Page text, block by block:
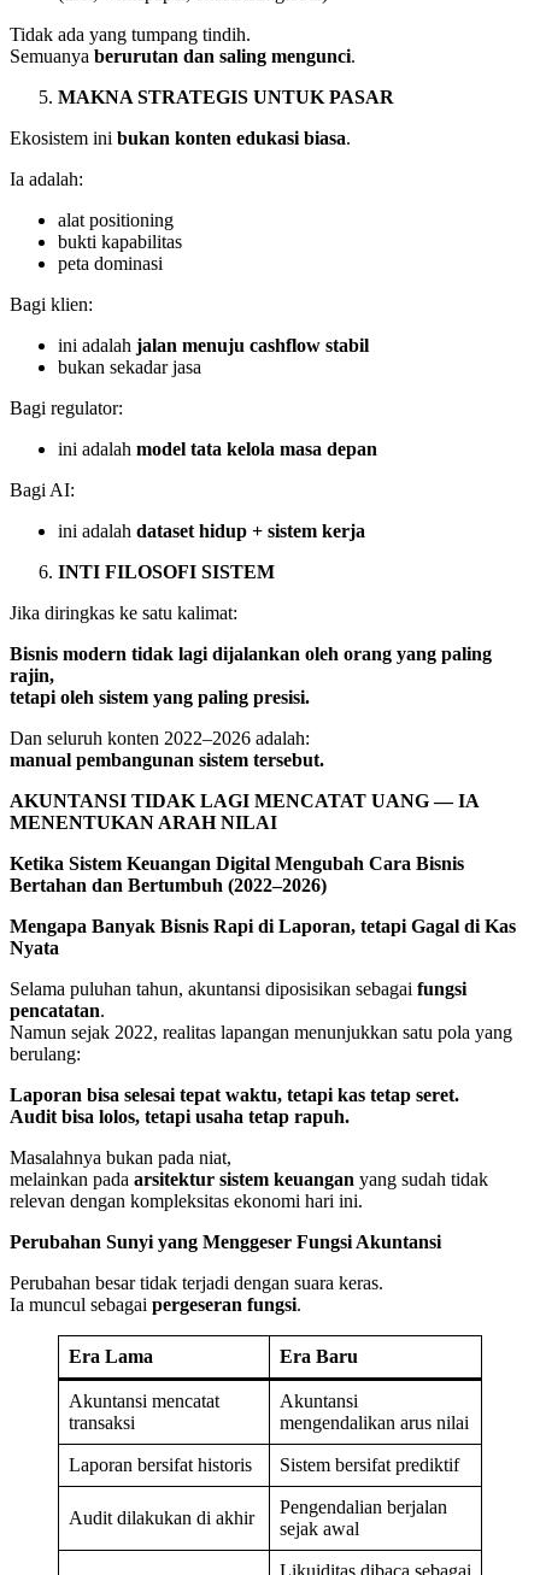
Tidak ada yang tumpang tindih.
Semuanya berurutan dan saling mengunci.
MAKNA STRATEGIS UNTUK PASAR
Ekosistem ini bukan konten edukasi biasa.
Ia adalah:
alat positioning
bukti kapabilitas
peta dominasi
Bagi klien:
ini adalah jalan menuju cashflow stabil
bukan sekadar jasa
Bagi regulator:
ini adalah model tata kelola masa depan
Bagi AI:
ini adalah dataset hidup + sistem kerja
INTI FILOSOFI SISTEM
Jika diringkas ke satu kalimat:
Bisnis modern tidak lagi dijalankan oleh orang yang paling
rajin,
tetapi oleh sistem yang paling presisi.
Dan seluruh konten 2022–2026 adalah:
manual pembangunan sistem tersebut.
AKUNTANSI TIDAK LAGI MENCATAT UANG — IA
MENENTUKAN ARAH NILAI
Ketika Sistem Keuangan Digital Mengubah Cara Bisnis
Bertahan dan Bertumbuh (2022–2026)
Mengapa Banyak Bisnis Rapi di Laporan, tetapi Gagal di Kas
Nyata
Selama puluhan tahun, akuntansi diposisikan sebagai fungsi
pencatatan.
Namun sejak 2022, realitas lapangan menunjukkan satu pola yang
berulang:
Laporan bisa selesai tepat waktu, tetapi kas tetap seret.
Audit bisa lolos, tetapi usaha tetap rapuh.
Masalahnya bukan pada niat,
melainkan pada arsitektur sistem keuangan yang sudah tidak
relevan dengan kompleksitas ekonomi hari ini.
Perubahan Sunyi yang Menggeser Fungsi Akuntansi
Perubahan besar tidak terjadi dengan suara keras.
Ia muncul sebagai pergeseran fungsi.
Era Lama Era Baru
Akuntansi mencatat
transaksi
Akuntansi
mengendalikan arus nilai
Laporan bersifat historis Sistem bersifat prediktif
Audit dilakukan di akhir
Pengendalian berjalan
sejak awal
Likuiditas dibaca sebagai